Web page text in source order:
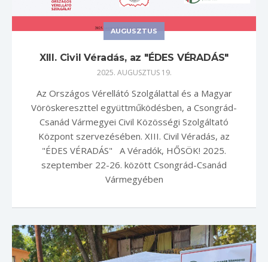
AUGUSZTUS
XIII. Civil Véradás, az "ÉDES VÉRADÁS"
2025. AUGUSZTUS 19.
Az Országos Vérellátó Szolgálattal és a Magyar
Vöröskereszttel együttműködésben, a Csongrád-
Csanád Vármegyei Civil Közösségi Szolgáltató
Központ szervezésében. XIII. Civil Véradás, az
"ÉDES VÉRADÁS" A Véradók, HŐSÖK! 2025.
szeptember 22-26. között Csongrád-Csanád
Vármegyében